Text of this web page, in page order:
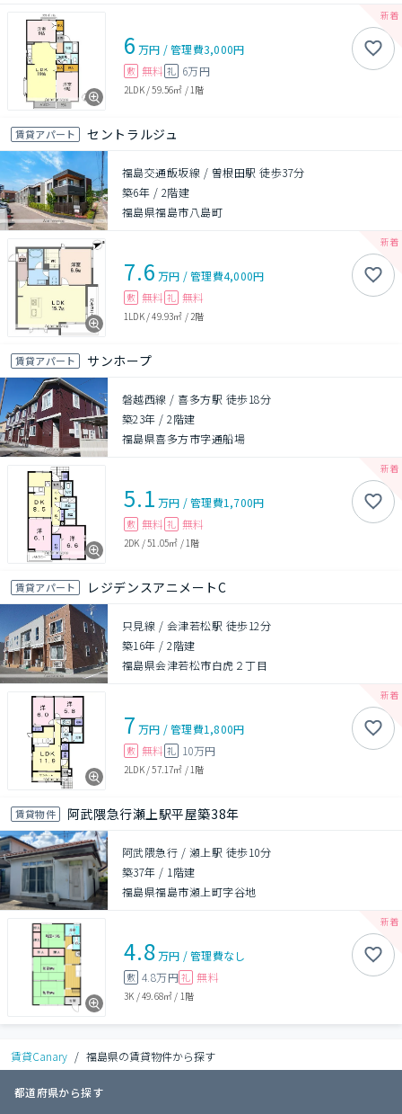
6 万円 /管理費3,000円
敷 無料 礼 6万円
2LDK/59.56㎡ / 1階
賃貸アパート セントラルジュ
福島交通飯坂線 / 曽根田駅 徒歩37分
築6年 / 2階建
福島県福島市八島町
7.6 万円 /管理費4,000円
敷 無料 礼 無料
1LDK/49.93㎡ / 2階
賃貸アパート サンホープ
磐越西線 / 喜多方駅 徒歩18分
築23年 /2階建
福島県喜多方市字通船場
5.1 万円 /管理費1,700円
敷 無料 礼 無料
2DK /51.05㎡ / 1階
賃貸アパート レジデンスアニメートC
只見線 / 会津若松駅 徒歩12分
築16年 /2階建
福島県会津若松市白虎２丁目
7 万円 /管理費1,800円
敷 無料 礼 10万円
2LDK/57.17㎡ / 1階
賃貸物件 阿武隈急行瀬上駅平屋築38年
阿武隈急行 / 瀬上駅 徒歩10分
築37年 / 1階建
福島県福島市瀬上町字谷地
4.8万円 /管理費なし
敷 4.8万円 礼 無料
3K /49.68㎡ / 1階
賃貸Canary / 福島県の賃貸物件から探す
都道府県から探す